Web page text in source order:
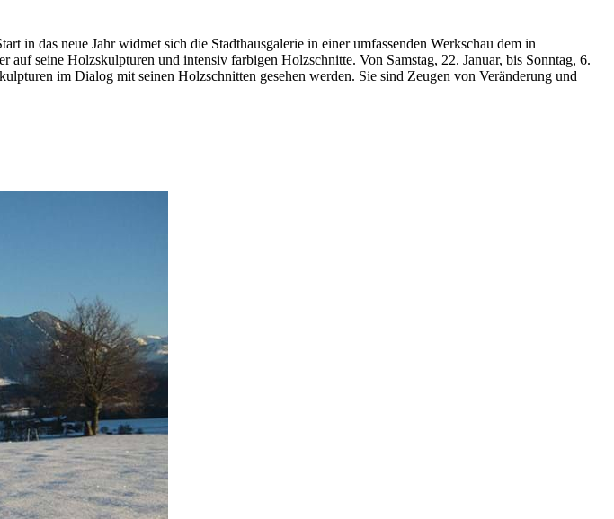
das neue Jahr widmet sich die Stadthausgalerie in einer umfassenden Werkschau dem in
seine Holzskulpturen und intensiv farbigen Holzschnitte. Von Samstag, 22. Januar, bis Sonntag, 6.
im Dialog mit seinen Holzschnitten gesehen werden. Sie sind Zeugen von Veränderung und